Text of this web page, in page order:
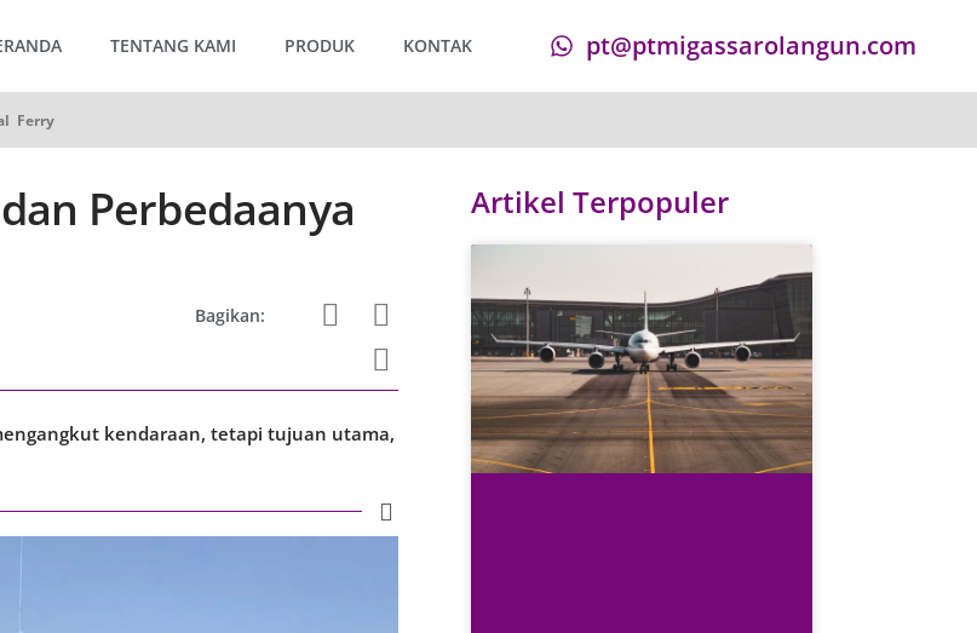
TENTANG KAMI PRODUK KONTAK pt@ptmigassarolangun.com
Ferry
Perbedaanya
Bagikan:
kendaraan, tetapi tujuan utama,
Artikel Terpopuler